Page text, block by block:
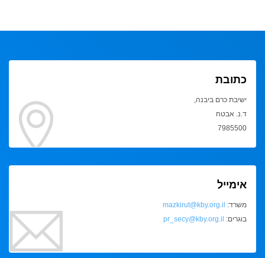
כתובת
ישיבת כרם ביבנה,
ד.נ. אבטח
7985500
אימייל
משרד: mazkirut@kby.org.il
בוגרים: pr_secy@kby.org.il